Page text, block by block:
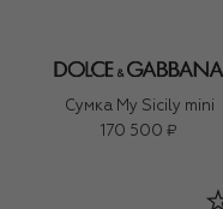
Сумка My Sicily mini
170 500 ₽